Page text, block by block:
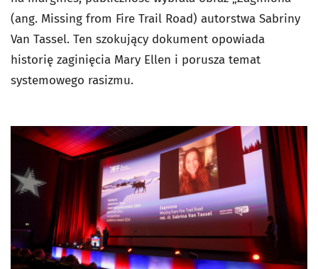
(ang. Missing from Fire Trail Road) autorstwa Sabriny
Van Tassel. Ten szokujący dokument opowiada
historię zaginięcia Mary Ellen i porusza temat
systemowego rasizmu.